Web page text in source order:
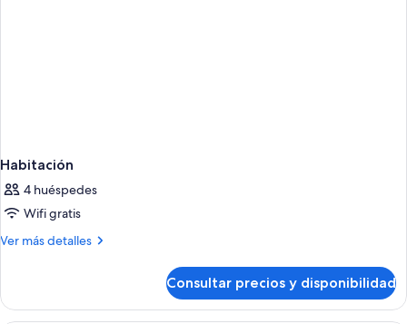
Habitación
4 huéspedes
Wifi gratis
Ver más detalles
Más
Consultar precios y disponibilidad